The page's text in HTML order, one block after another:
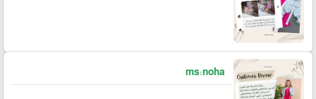
ms:noha